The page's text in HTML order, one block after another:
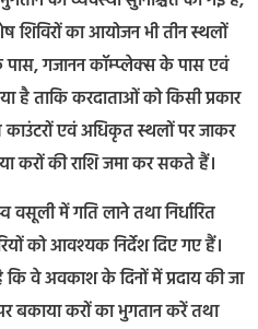
का आयोजन भी तीन स्थलों
पास, गजानन कॉम्प्लेक्स के पास एवं
है ताकि करदाताओं को किसी प्रकार
काउंटरों एवं अधिकृत स्थलों पर जाकर
करों की राशि जमा कर सकते हैं।
वसूली में गति लाने तथा निर्धारित
को आवश्यक निर्देश दिए गए हैं।
वे अवकाश के दिनों में प्रदाय की जा
बकाया करों का भुगतान करें तथा